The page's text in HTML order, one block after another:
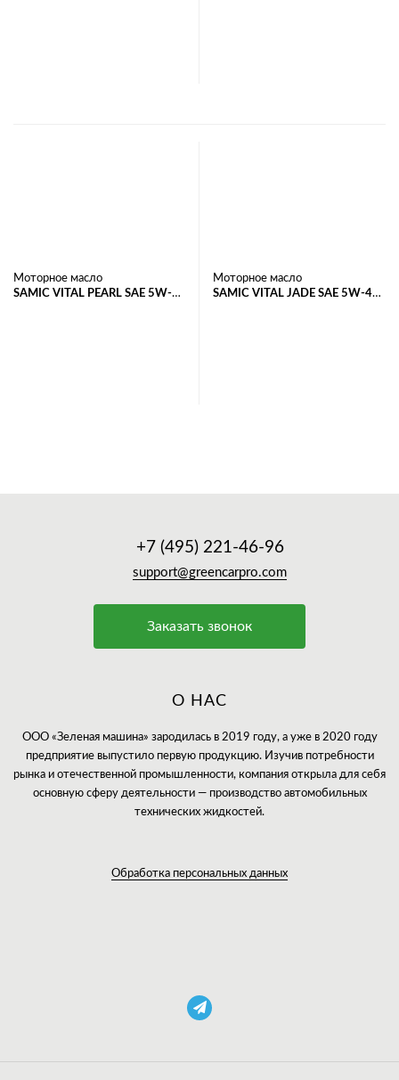
Моторное масло
SAMIC VITAL PEARL SAE 5W-
Моторное масло
SAMIC VITAL JADE SAE 5W-40
+7 (495) 221-46-96
support@greencarpro.com
Заказать звонок
О НАС
ООО «Зеленая машина» зародилась в 2019 году, а уже в 2020 году
предприятие выпустило первую продукцию. Изучив потребности
рынка и отечественной промышленности, компания открыла для себя
основную сферу деятельности — производство автомобильных
технических жидкостей.
Обработка персональных данных